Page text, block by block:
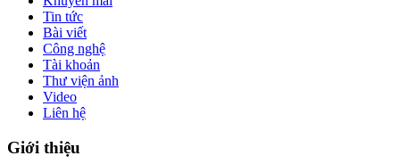
Tin tức
Bài viết
Công nghệ
Tài khoản
Thư viện ảnh
Video
Liên hệ
Giới thiệu